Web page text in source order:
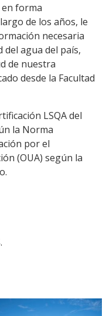
en forma
de los años, le
necesaria
del agua del país,
de nuestra
desde la Facultad
LSQA del
la Norma
por el
(OUA) según la